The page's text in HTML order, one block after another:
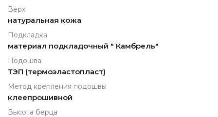
Верх
натуральная кожа
Подкладка
материал подкладочный " Камбрель"
Подошва
ТЭП (термоэластопласт)
Метод крепления подошвы
клеепрошивной
Высота берца